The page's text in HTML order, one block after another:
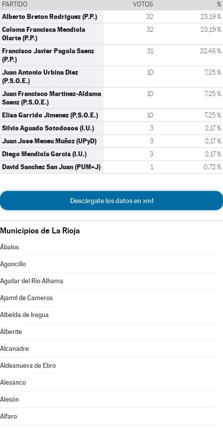
PARTIDO VOTOS %
Alberto Breton Rodriguez (P.P.) 32 23,19 %
Coloma Francisca Mendiola
Olarte (P.P.)
32 23,19 %
Francisco Javier Pagola Saenz
(P.P.)
31 22,46 %
Juan Antonio Urbina Diez
(P.S.O.E.)
10 7,25 %
Juan Francisco Martinez-Aldama
Saenz (P.S.O.E.)
10 7,25 %
Elisa Garrido Jimenez (P.S.O.E.) 10 7,25 %
Silvia Aguado Sotodosos (I.U.) 3 2,17 %
Juan Jose Meneu Muñoz (UPyD) 3 2,17 %
Diego Mendiola Garcia (I.U.) 3 2,17 %
David Sanchez San Juan (PUM+J) 1 0,72 %
Descárgate los datos en xml
Municipios de La Rioja
Ábalos
Agoncillo
Aguilar del Río Alhama
Ajamil de Cameros
Albelda de Iregua
Alberite
Alcanadre
Aldeanueva de Ebro
Alesanco
Alesón
Alfaro